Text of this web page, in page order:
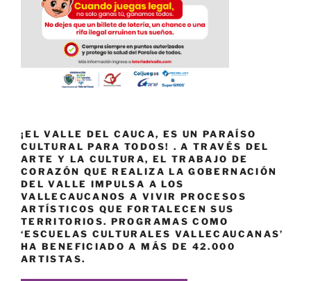
¡EL VALLE DEL CAUCA, ES UN PARAÍSO
CULTURAL PARA TODOS! . A TRAVÉS DEL
ARTE Y LA CULTURA, EL TRABAJO DE
CORAZÓN QUE REALIZA LA GOBERNACIÓN
DEL VALLE IMPULSA A LOS
VALLECAUCANOS A VIVIR PROCESOS
ARTÍSTICOS QUE FORTALECEN SUS
TERRITORIOS. PROGRAMAS COMO
‘ESCUELAS CULTURALES VALLECAUCANAS’
HA BENEFICIADO A MÁS DE 42.000
ARTISTAS.